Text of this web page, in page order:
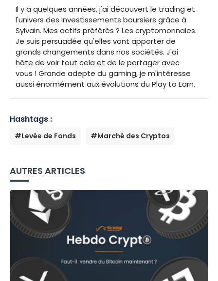
Il y a quelques années, j'ai découvert le trading et
l'univers des investissements boursiers grâce à
Sylvain. Mes actifs préférés ? Les cryptomonnaies.
Je suis persuadée qu'elles vont apporter de
grands changements dans nos sociétés. J'ai
hâte de voir tout cela et de le partager avec
vous ! Grande adepte du gaming, je m'intéresse
aussi énormément aux évolutions du Play to Earn.
Hashtags :
#Levée de Fonds #Marché des Cryptos
AUTRES ARTICLES